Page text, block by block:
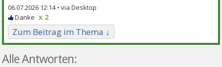
06.07.2026 12:14 •
x 2
Zum Beitrag im Thema ↓
Alle Antworten: